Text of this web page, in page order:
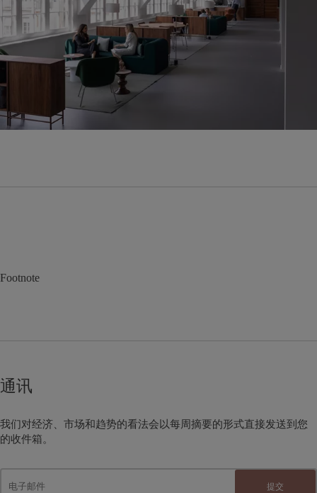
Footnote
通讯
我们对经济、市场和趋势的看法会以每周摘要的形式直接发送到您
的收件箱。
提交